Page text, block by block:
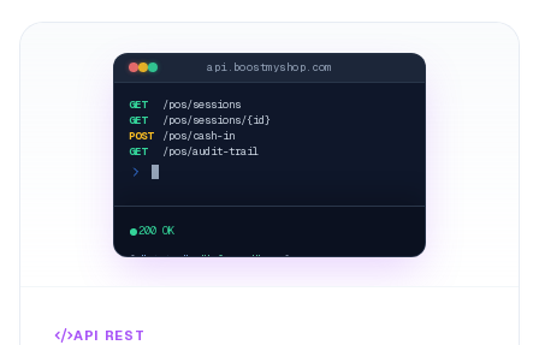
api.boostmyshop.com
GET
/pos/sessions
GET
/pos/sessions/{id}
POST
/pos/cash-in
GET
/pos/audit-trail
200 OK
{"status":"balanced"... }
API REST